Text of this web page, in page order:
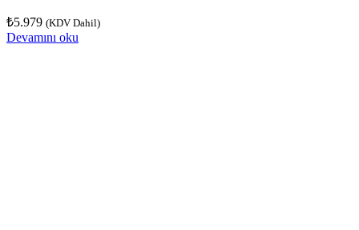
₺5.979 (KDV Dahil)
Devamını oku